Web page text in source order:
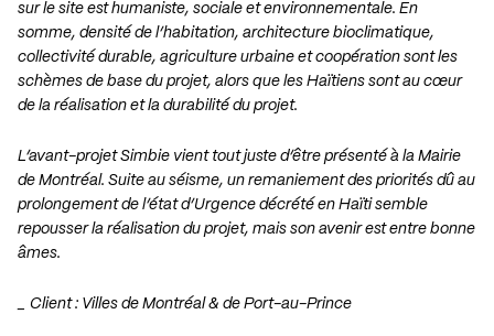
sur le site est humaniste, sociale et environnementale. En
somme, densité de l’habitation, architecture bioclimatique,
collectivité durable, agriculture urbaine et coopération sont les
schèmes de base du projet, alors que les Haïtiens sont au cœur
de la réalisation et la durabilité du projet.
L’avant-projet Simbie vient tout juste d’être présenté à la Mairie
de Montréal. Suite au séisme, un remaniement des priorités dû au
prolongement de l’état d’Urgence décrété en Haïti semble
repousser la réalisation du projet, mais son avenir est entre bonne
âmes.
_ Client : Villes de Montréal & de Port-au-Prince